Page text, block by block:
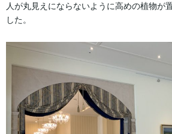
人が丸見えにならないように高めの植物が
した。